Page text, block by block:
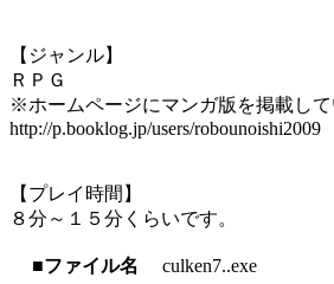
【ジャンル】
ＲＰＧ
※ホームページにマンガ版を掲載して
http://p.booklog.jp/users/robounoishi2009
【プレイ時間】
８分～１５分くらいです。
■ファイル名
culken7..exe